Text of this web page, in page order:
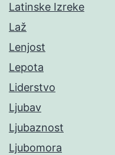
Latinske Izreke
Laž
Lenjost
Lepota
Liderstvo
Ljubav
Ljubaznost
Ljubomora